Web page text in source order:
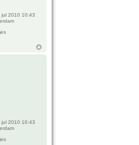
jul 2010 10:43
jul 2010 10:43